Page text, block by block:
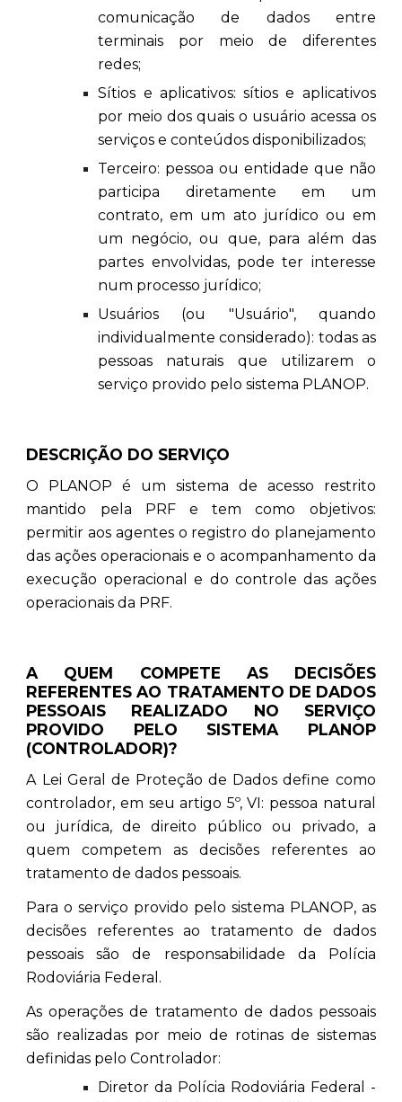
comunicação de dados entre
terminais por meio de diferentes
redes;
Sítios e aplicativos: sítios e aplicativos
por meio dos quais o usuário acessa os
serviços e conteúdos disponibilizados;
Terceiro: pessoa ou entidade que não
participa diretamente em um
contrato, em um ato jurídico ou em
um negócio, ou que, para além das
partes envolvidas, pode ter interesse
num processo jurídico;
Usuários (ou "Usuário", quando
individualmente considerado): todas as
pessoas naturais que utilizarem o
serviço provido pelo sistema PLANOP.
DESCRIÇÃO DO SERVIÇO
O PLANOP é um sistema de acesso restrito
mantido pela PRF e tem como objetivos:
permitir aos agentes o registro do planejamento
das ações operacionais e o acompanhamento da
execução operacional e do controle das ações
operacionais da PRF.
A QUEM COMPETE AS DECISÕES
REFERENTES AO TRATAMENTO DE DADOS
PESSOAIS REALIZADO NO SERVIÇO
PROVIDO PELO SISTEMA PLANOP
(CONTROLADOR)?
A Lei Geral de Proteção de Dados define como
controlador, em seu artigo 5º, VI: pessoa natural
ou jurídica, de direito público ou privado, a
quem competem as decisões referentes ao
tratamento de dados pessoais.
Para o serviço provido pelo sistema PLANOP, as
decisões referentes ao tratamento de dados
pessoais são de responsabilidade da Polícia
Rodoviária Federal.
As operações de tratamento de dados pessoais
são realizadas por meio de rotinas de sistemas
definidas pelo Controlador:
Diretor da Polícia Rodoviária Federal -